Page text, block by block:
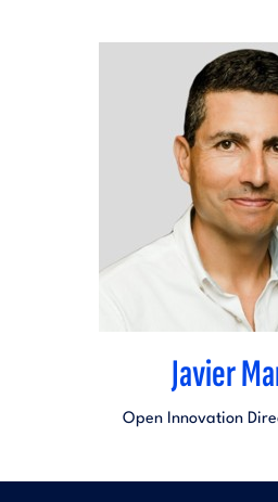
Javier
Open Innovation